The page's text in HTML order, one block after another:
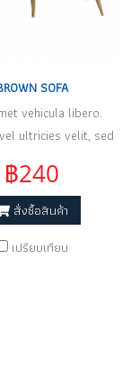
SOFA
vehicula libero.
ultricies velit, sed
฿240
สั่งซื้อสินค้า
เปรียบเทียบ